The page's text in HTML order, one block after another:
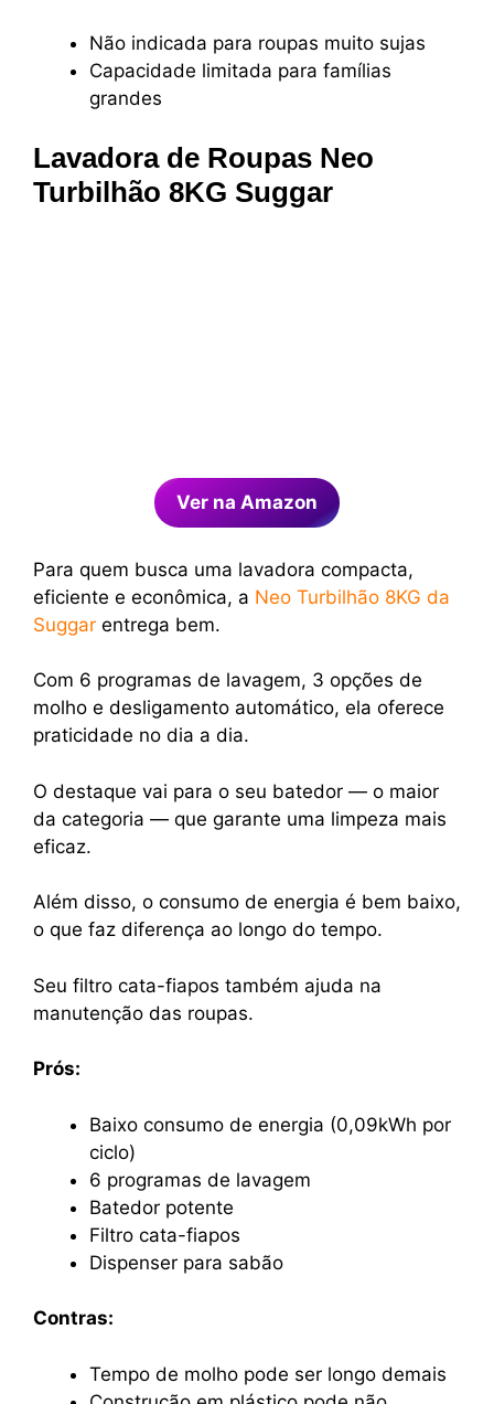
Não indicada para roupas muito sujas
Capacidade limitada para famílias
grandes
Lavadora de Roupas Neo
Turbilhão 8KG Suggar
Ver na Amazon
Para quem busca uma lavadora compacta,
eficiente e econômica, a Neo Turbilhão 8KG da
Suggar entrega bem.
Com 6 programas de lavagem, 3 opções de
molho e desligamento automático, ela oferece
praticidade no dia a dia.
O destaque vai para o seu batedor — o maior
da categoria — que garante uma limpeza mais
eficaz.
Além disso, o consumo de energia é bem baixo,
o que faz diferença ao longo do tempo.
Seu filtro cata-fiapos também ajuda na
manutenção das roupas.
Prós:
Baixo consumo de energia (0,09kWh por
ciclo)
6 programas de lavagem
Batedor potente
Filtro cata-fiapos
Dispenser para sabão
Contras:
Tempo de molho pode ser longo demais